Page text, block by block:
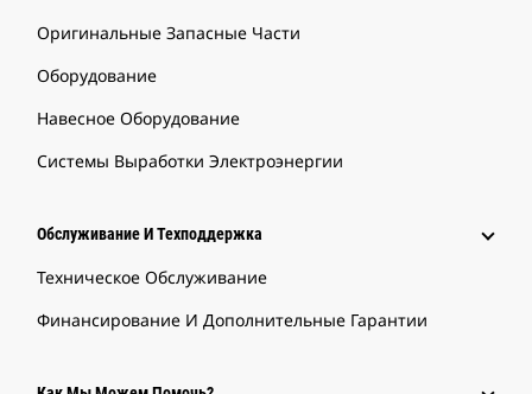
Оригинальные Запасные Части
Оборудование
Навесное Оборудование
Системы Выработки Электроэнергии
Обслуживание И Техподдержка
Техническое Обслуживание
Финансирование И Дополнительные Гарантии